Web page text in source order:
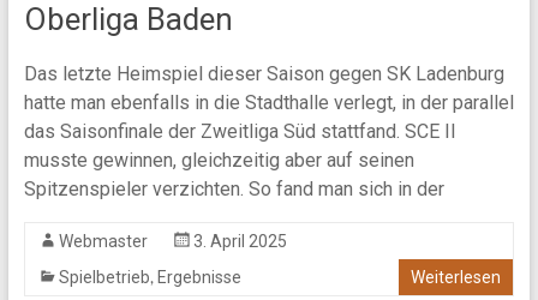
Oberliga Baden
Das letzte Heimspiel dieser Saison gegen SK Ladenburg
hatte man ebenfalls in die Stadthalle verlegt, in der parallel
das Saisonfinale der Zweitliga Süd stattfand. SCE II
musste gewinnen, gleichzeitig aber auf seinen
Spitzenspieler verzichten. So fand man sich in der
Webmaster
3. April 2025
Spielbetrieb, Ergebnisse Weiterlesen